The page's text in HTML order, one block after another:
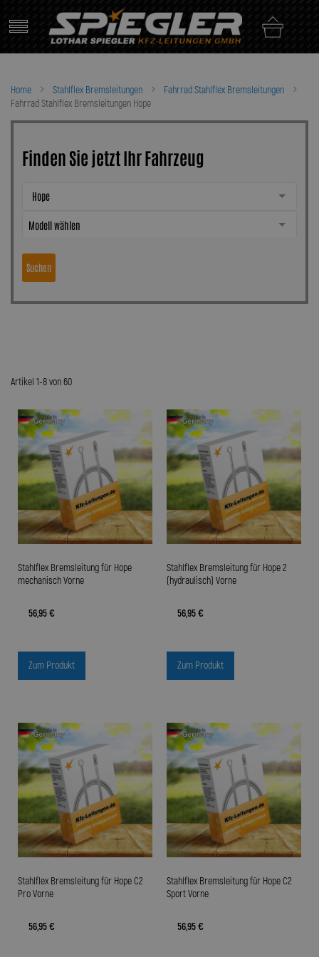
content
Home Stahlflex Bremsleitungen
Fahrrad Stahlflex Bremsleitungen
Fahrrad Stahlflex Bremsleitungen Hope
Finden Sie jetzt Ihr Fahrzeug
Hope
Modell wählen
Suchen
Artikel 1-8 von 60
Stahlflex Bremsleitung für Hope
mechanisch Vorne
56,95 €
Zum Produkt
Stahlflex Bremsleitung für Hope 2
(hydraulisch) Vorne
56,95 €
Zum Produkt
Stahlflex Bremsleitung für Hope C2
Pro Vorne
56,95 €
Stahlflex Bremsleitung für Hope C2
Sport Vorne
56,95 €